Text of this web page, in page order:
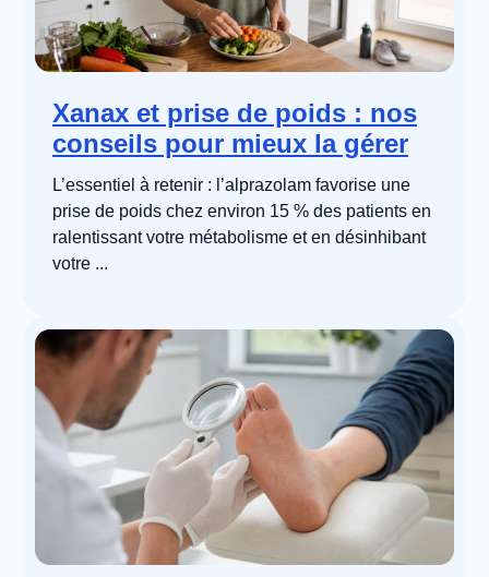
Xanax et prise de poids : nos
conseils pour mieux la gérer
L’essentiel à retenir : l’alprazolam favorise une
prise de poids chez environ 15 % des patients en
ralentissant votre métabolisme et en désinhibant
votre ...